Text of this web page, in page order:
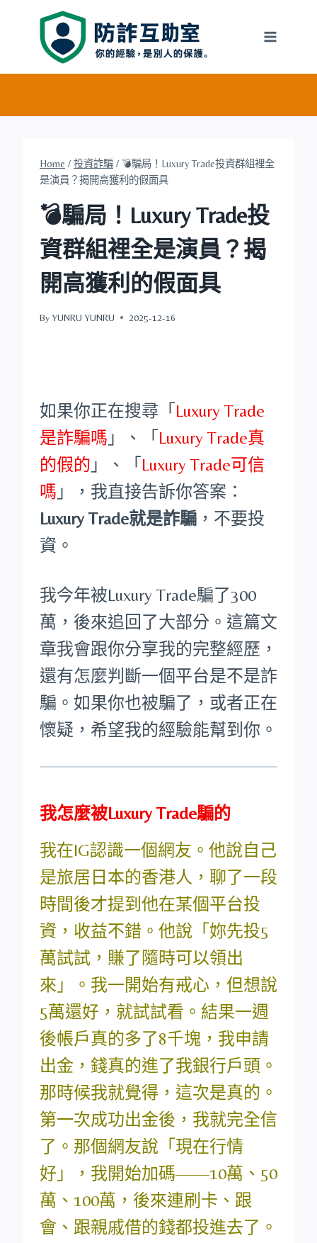
Home / 投資詐騙 / 💣騙局！Luxury Trade投資群組裡全
是演員？揭開高獲利的假面具
💣騙局！Luxury Trade投
資群組裡全是演員？揭
開高獲利的假面具
By YUNRU YUNRU 2025-12-16
如果你正在搜尋「 Luxury Trade
是詐騙嗎 」、「 Luxury Trade真
的假的 」、「 Luxury Trade可信
嗎 」，我直接告訴你答案：
Luxury Trade就是詐騙 ，不要投
資。
我今年被Luxury Trade騙了300
萬，後來追回了大部分。這篇文
章我會跟你分享我的完整經歷，
還有怎麼判斷一個平台是不是詐
騙。如果你也被騙了，或者正在
懷疑，希望我的經驗能幫到你。
我怎麼被Luxury Trade騙的
我在IG認識一個網友。他說自己
是旅居日本的香港人，聊了一段
時間後才提到他在某個平台投
資，收益不錯。他說「妳先投5
萬試試，賺了隨時可以領出
來」。我一開始有戒心，但想說
5萬還好，就試試看。結果一週
後帳戶真的多了8千塊，我申請
出金，錢真的進了我銀行戶頭。
那時候我就覺得，這次是真的。
第一次成功出金後，我就完全信
了。那個網友說「現在行情
好」，我開始加碼——10萬、50
萬、100萬，後來連刷卡、跟
會、跟親戚借的錢都投進去了。